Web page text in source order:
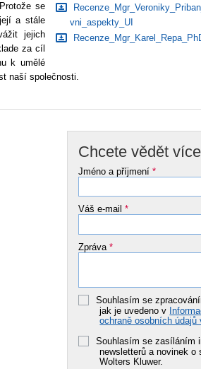
vni_aspekty_UI
se
a stále
jejich
za cíl
k umělé
naší společnosti.
Chcete vědět
Jméno a příjmení*
Váš e-mail*
Zpráva*
Souhlasím se
jak je uvedeno v
ochraně osobních údajů
Souhlasím se zasíláním
newsletterů a novinek o
Wolters Kluwer.